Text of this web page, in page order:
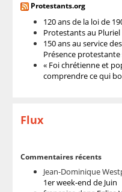
Protestants.org
120 ans de la loi de
Protestants au
150 ans au service
Présence protestante
« Foi chrétienne et
comprendre ce qui
Flux
Commentaires récents
Jean-Dominique
1er week-end de Juin